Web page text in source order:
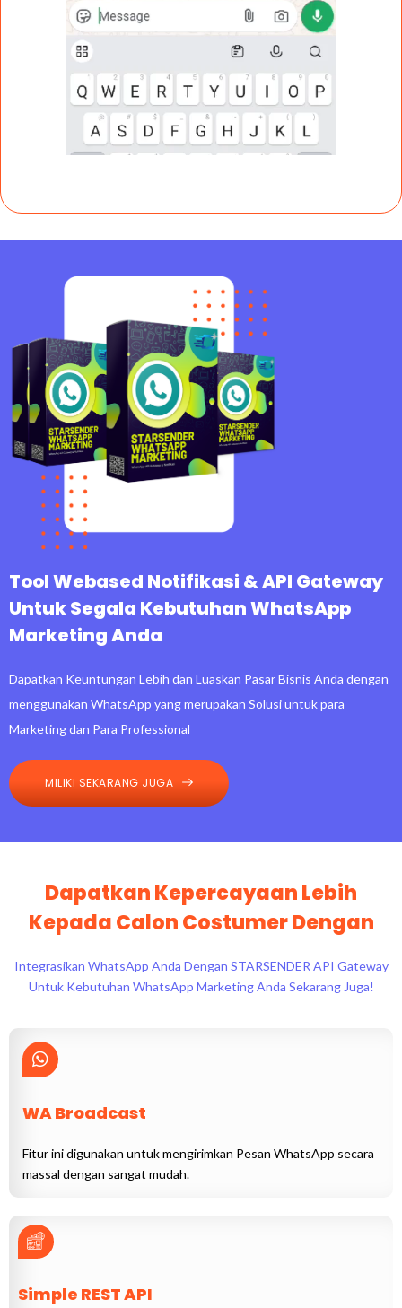
Tool Webased Notifikasi & API Gateway
Untuk Segala Kebutuhan WhatsApp
Marketing Anda
Dapatkan Keuntungan Lebih dan Luaskan Pasar Bisnis Anda dengan
menggunakan WhatsApp yang merupakan Solusi untuk para
Marketing dan Para Professional
MILIKI SEKARANG JUGA
Dapatkan Kepercayaan Lebih
Kepada Calon Costumer Dengan
Integrasikan WhatsApp Anda Dengan STARSENDER API Gateway
Untuk Kebutuhan WhatsApp Marketing Anda Sekarang Juga!
WA Broadcast
Fitur ini digunakan untuk mengirimkan Pesan WhatsApp secara
massal dengan sangat mudah.
Simple REST API